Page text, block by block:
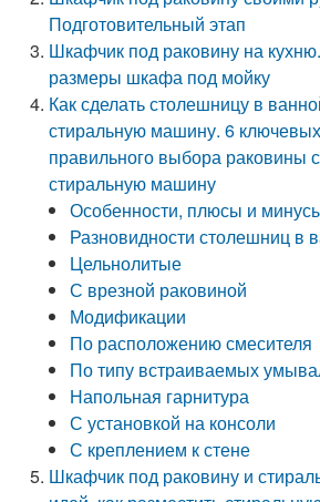
Подготовительный этап
Шкафчик под раковину на
размеры шкафа под мойку
Как сделать столешницу в
стиральную машину. 6
правильного выбора раковины
стиральную машину
Особенности, плюсы и
Разновидности столешниц в
Цельнолитые
С врезной раковиной
Модификации
По расположению смесителя
По типу встраиваемых
Напольная гарнитура
С установкой на консоли
С креплением к стене
Шкафчик под раковину и